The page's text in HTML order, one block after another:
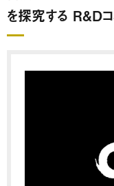
を探究する R&Dコ